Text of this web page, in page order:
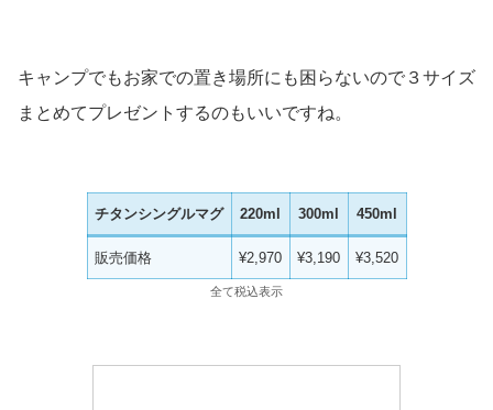
キャンプでもお家での置き場所にも困らないので３サイズ
まとめてプレゼントするのもいいですね。
チタンシングルマグ 220ml 300ml 450ml
販売価格 ¥2,970 ¥3,190 ¥3,520
全て税込表示